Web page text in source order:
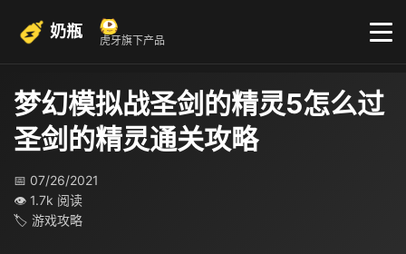
奶瓶 虎牙旗下产品
梦幻模拟战圣剑的精灵5怎么过
圣剑的精灵通关攻略
📅 07/26/2021
👁 1.7k 阅读
🏷 游戏攻略